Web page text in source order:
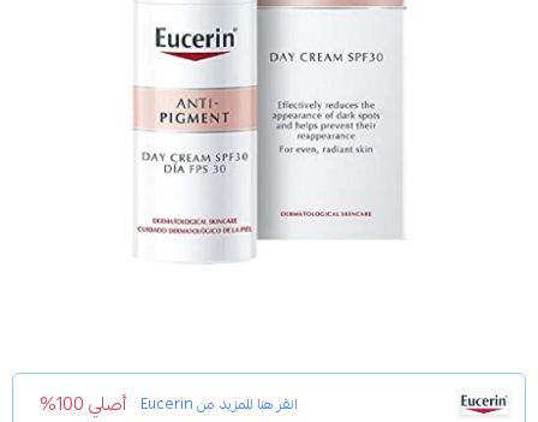
انقر هنا للمزيد منEucerin أصلي 100%